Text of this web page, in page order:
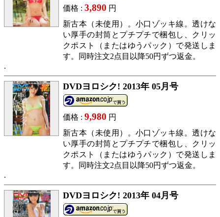
価格 : 3,890 円
新古本（未使用）。小口ゾッキ線。透けな
い厚手の封筒とプチプチで梱包し、クリッ
クポスト（またはゆうパック）で発送しま
す。同時注文2点目以降50円ずつ返金。
DVDヨロシク! 2013年 05月号
価格 : 9,980 円
新古本（未使用）。小口ゾッキ線。透けな
い厚手の封筒とプチプチで梱包し、クリッ
クポスト（またはゆうパック）で発送しま
す。同時注文2点目以降50円ずつ返金。
DVDヨロシク! 2013年 04月号